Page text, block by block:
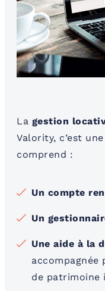
La gestion
Valority, c’est
comprend :
Un compte
Un
Une aide à la
accompagnée
de patrimoine